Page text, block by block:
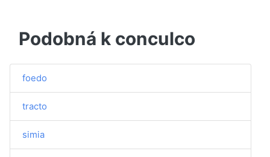
Podobná k conculco
foedo
tracto
simia